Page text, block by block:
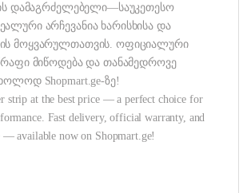
დამაგრძელებელი—საუკეთესო
არჩევანია ხარისხისა და
მოყვარულთათვის. ოფიციალური
მიწოდება და თანამედროვე
Shopmart.ge-ზე!
strip at the best price — a perfect choice for
Fast delivery, official warranty, and
— available now on Shopmart.ge!